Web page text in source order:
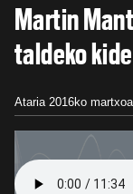
Martin
taldeko
Ataria 2016ko